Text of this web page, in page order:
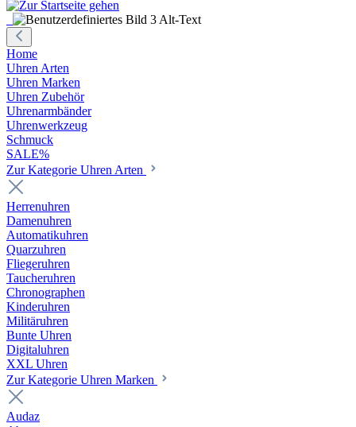
Home
Uhren Arten
Uhren Marken
Uhren Zubehör
Uhrenarmbänder
Uhrenwerkzeug
Schmuck
SALE%
Zur Kategorie Uhren Arten
Herrenuhren
Damenuhren
Automatikuhren
Quarzuhren
Fliegeruhren
Taucheruhren
Chronographen
Kinderuhren
Militäruhren
Bunte Uhren
Digitaluhren
XXL Uhren
Zur Kategorie Uhren Marken
Audaz